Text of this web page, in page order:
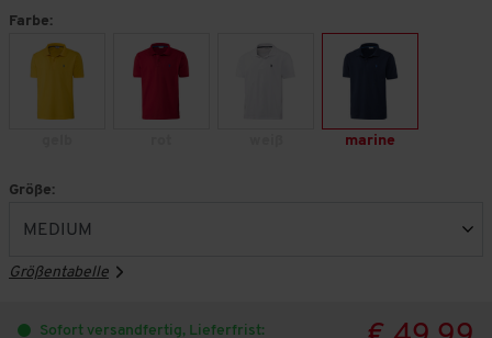
Farbe:
marine
Größe:
Größentabelle
Sofort versandfertig, Lieferfrist: